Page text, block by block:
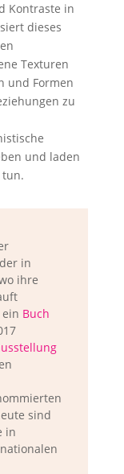
Kontraste in
dieses
Texturen
und Formen
zu
und laden
tun.
in
ihre
Buch
sind
in